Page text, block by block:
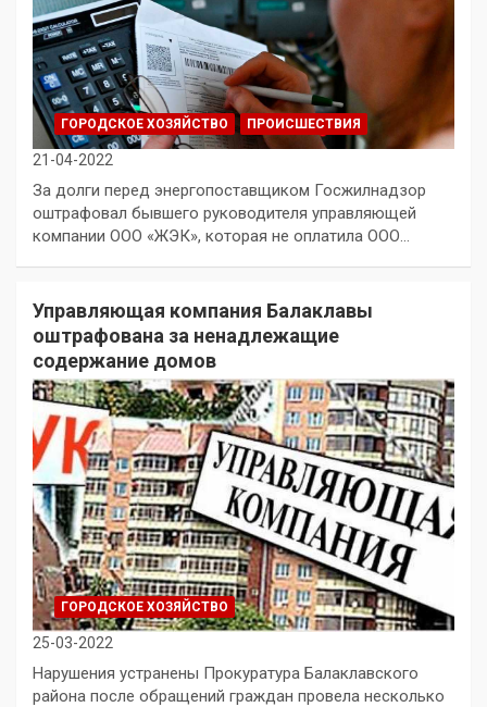
ГОРОДСКОЕ ХОЗЯЙСТВО ПРОИСШЕСТВИЯ
21-04-2022
За долги перед энергопоставщиком Госжилнадзор
оштрафовал бывшего руководителя управляющей
компании ООО «ЖЭК», которая не оплатила ООО…
Управляющая компания Балаклавы
оштрафована за ненадлежащие
содержание домов
ГОРОДСКОЕ ХОЗЯЙСТВО
25-03-2022
Нарушения устранены Прокуратура Балаклавского
района после обращений граждан провела несколько